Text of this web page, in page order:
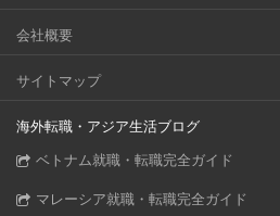
会社概要
サイトマップ
海外転職・アジア生活ブログ
ベトナム就職・転職完全ガイド
マレーシア就職・転職完全ガイド